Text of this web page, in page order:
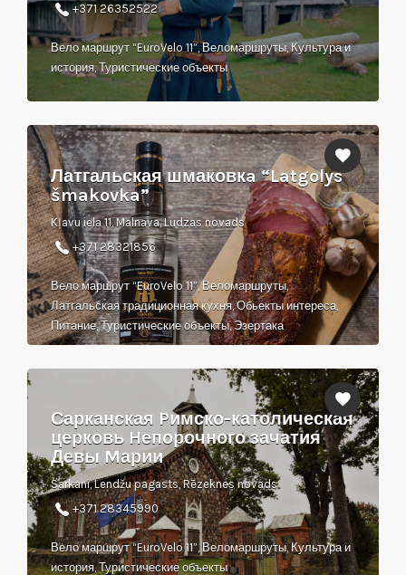
+371 26352522
Вело маршрут “EuroVelo 11”, Веломаршруты, Культура и
история, Туристические объекты
Латгальская шмаковкa “Latgolys
šmakovka”
Kļavu iela 11, Malnava, Ludzas novads
+371 28321856
Вело маршрут “EuroVelo 11”, Веломаршруты,
Латгальская традиционная кухня, Обьекты интереса,
Питание, Туристические объекты, Эзертака
Сарканская Pимско-католическая
церковь Hепорочного зачатия
Девы Mарии
Sarkani, Lendžu pagasts, Rēzeknes novads
+371 28345990
Вело маршрут “EuroVelo 11”, Веломаршруты, Культура и
история, Туристические объекты